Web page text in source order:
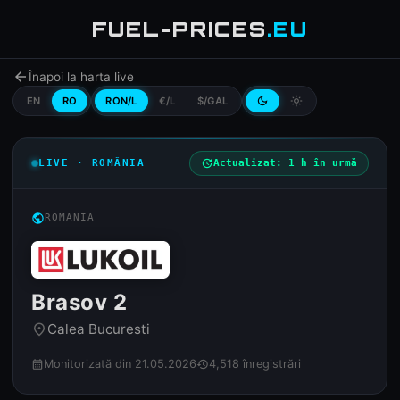
FUEL-PRICES.EU
arrow_backÎnapoi la harta live
EN RO RON/L €/L $/GAL dark_mode light_mode
LIVE · ROMÂNIA updateActualizat: 1 h în urmă
publicROMÂNIA
Brasov 2
place Calea Bucuresti
calendar_month Monitorizată din 21.05.2026history4,518 înregistrări